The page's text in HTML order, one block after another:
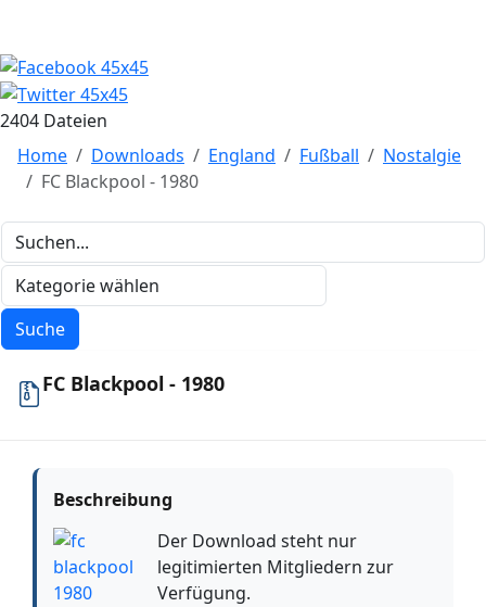
2404 Dateien
Home
Downloads England Fußball
Nostalgie
FC Blackpool - 1980
FC Blackpool - 1980
Beschreibung
Der Download steht nur
legitimierten Mitgliedern zur
Verfügung.